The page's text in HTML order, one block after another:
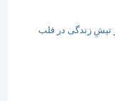
در قلب